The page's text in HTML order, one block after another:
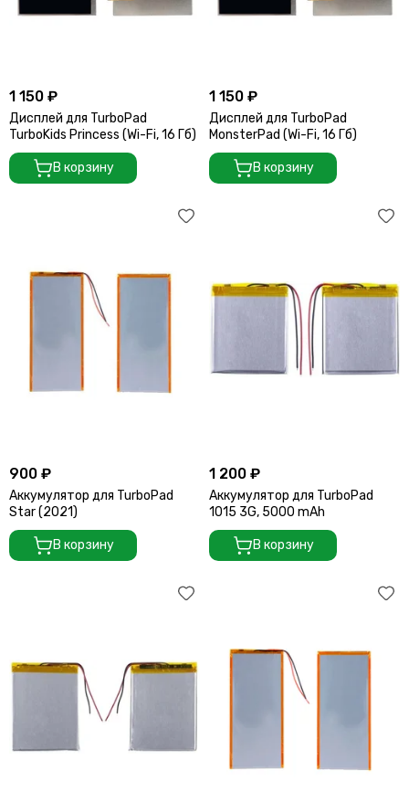
1 150 ₽
Дисплей для TurboPad
TurboKids Princess (Wi-Fi, 16 Гб)
В корзину
1 150 ₽
Дисплей для TurboPad
MonsterPad (Wi-Fi, 16 Гб)
В корзину
900 ₽
Аккумулятор для TurboPad
Star (2021)
В корзину
1 200 ₽
Аккумулятор для TurboPad
1015 3G, 5000 mAh
В корзину